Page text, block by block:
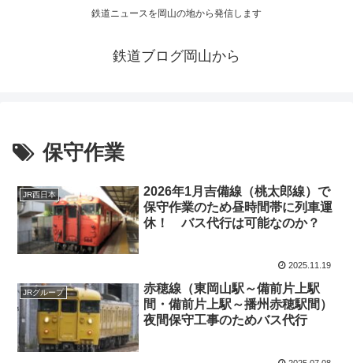
鉄道ニュースを岡山の地から発信します
鉄道ブログ岡山から
保守作業
JR西日本
2026年1月吉備線（桃太郎線）で
保守作業のため昼時間帯に列車運
休！ バス代行は可能なのか？
2025.11.19
JRグループ
赤穂線（東岡山駅～備前片上駅
間・備前片上駅～播州赤穂駅間）
夜間保守工事のためバス代行